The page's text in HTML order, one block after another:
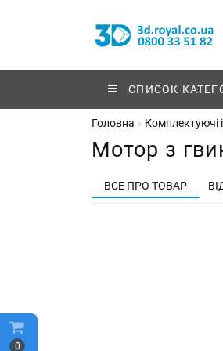
0
СПИСОК
Головна Комплектуючі
Мотор з
ВСЕ ПРО ТОВАР